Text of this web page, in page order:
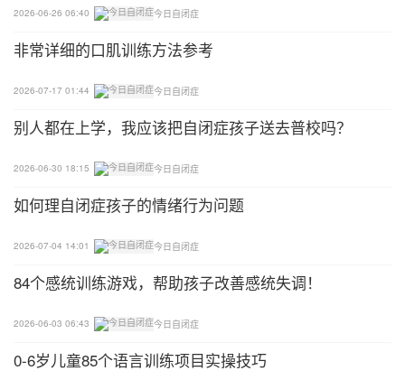
6.将嘴形从”呜”变成”一”(可不发出声音)，连续3—5
次；
5次；
8.将嘴巴用力闭紧吸住，并做出”啵”的声音；
9.将嘴唇向内用力吸，用鼻腔吹气和吸气。
2.以同样的速度将头伸出—缩回，连续3—5次；
2026-06-26 06:40 今日自闭症
非常详细的口肌训练方法参考
2026-07-17 01:44 今日自闭症
别人都在上学，我应该把自闭症孩子送去普校吗？
2026-06-30 18:15 今日自闭症
如何理自闭症孩子的情绪行为问题
2026-07-04 14:01 今日自闭症
84个感统训练游戏，帮助孩子改善感统失调！
2026-06-03 06:43 今日自闭症
0-6岁儿童85个语言训练项目实操技巧